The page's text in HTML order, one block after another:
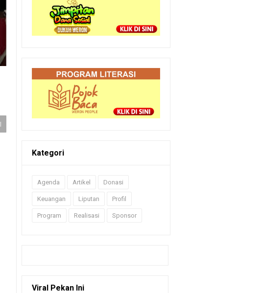
Kategori
Agenda Artikel Donasi
Keuangan Liputan Profil
Program Realisasi Sponsor
Viral Pekan Ini